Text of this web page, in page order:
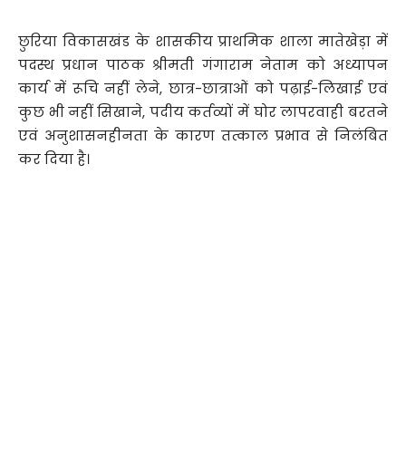
छुरिया विकासखंड के शासकीय प्राथमिक शाला मातेखेड़ा में
पदस्थ प्रधान पाठक श्रीमती गंगाराम नेताम को अध्यापन
कार्य में रूचि नहीं लेने, छात्र-छात्राओं को पढ़ाई-लिखाई एवं
कुछ भी नहीं सिखाने, पदीय कर्तव्यों में घोर लापरवाही बरतने
एवं अनुशासनहीनता के कारण तत्काल प्रभाव से निलंबित
कर दिया है।